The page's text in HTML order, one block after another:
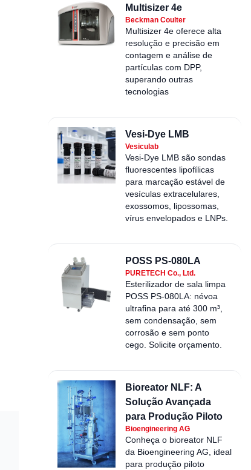
Multisizer 4e
Beckman Coulter
Multisizer 4e oferece alta
resolução e precisão em
contagem e análise de
partículas com DPP,
superando outras
tecnologias
Vesi-Dye LMB
Vesiculab
Vesi-Dye LMB são sondas
fluorescentes lipofílicas
para marcação estável de
vesículas extracelulares,
exossomos, lipossomas,
vírus envelopados e LNPs.
POSS PS-080LA
PURETECH Co., Ltd.
Esterilizador de sala limpa
POSS PS-080LA: névoa
ultrafina para até 300 m³,
sem condensação, sem
corrosão e sem ponto
cego. Solicite orçamento.
Bioreator NLF: A
Solução Avançada
para Produção Piloto
Bioengineering AG
Conheça o bioreator NLF
da Bioengineering AG, ideal
para produção piloto